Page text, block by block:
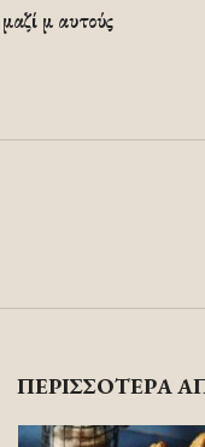
μ αυτούς
ΠΕΡΙΣΣΟΤΕΡΑ